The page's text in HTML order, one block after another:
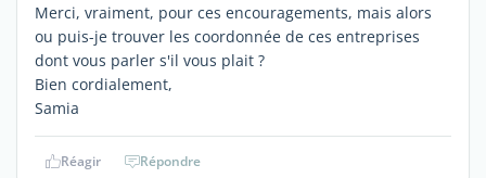
Merci, vraiment, pour ces encouragements, mais alors
ou puis-je trouver les coordonnée de ces entreprises
dont vous parler s'il vous plait ?
Bien cordialement,
Samia
Réagir Répondre